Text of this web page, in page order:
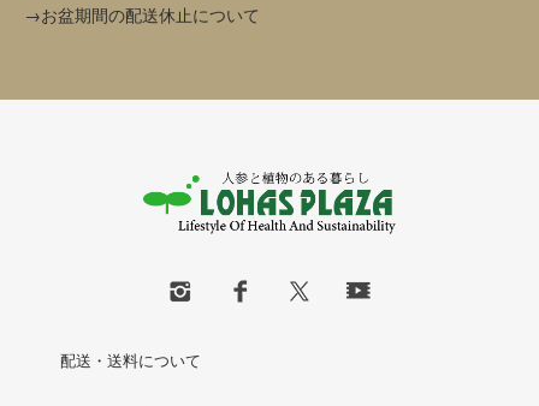
→お盆期間の配送休止について
配送・送料について